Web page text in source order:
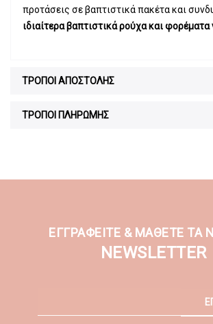
προτάσεις σε βαπτιστικά πακέτα και
ιδιαίτερα βαπτιστικά ρούχα και φορέματα
ΤΡΟΠΟΙ ΑΠΟΣΤΟΛΗΣ
ΤΡΟΠΟΙ ΠΛΗΡΩΜΗΣ
ΕΓΓΡΑΦΕΙΤΕ & ΜΑΘΕΤΕ ΤΑ
NEWSLETTER